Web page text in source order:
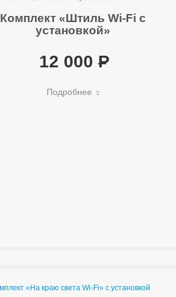
Комплект «Штиль Wi-Fi с
установкой»
12 000
Подробнее